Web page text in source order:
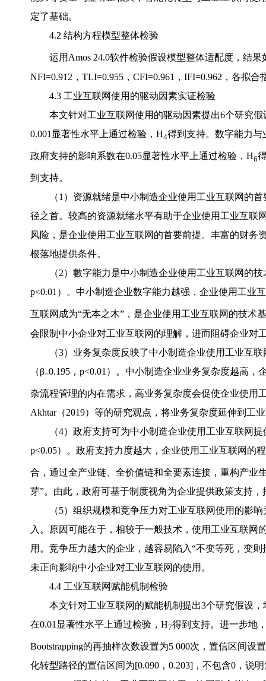
定了基础。
4.2 结构方程模型整体检验
运用Amos 24.0软件检验假设模型整体适配度，结果
NFI=0.912，TLI=0.955，CFI=0.961，IFI=0.962，各拟
4.3 工业互联网使用的驱动因素实证检验
本文针对工业互联网使用的驱动因素提出6个研究
0.001显著性水平上通过检验，H4得到支持。数字能力与
政府支持的影响系数在0.05显著性水平上通过检验，H6
到支持。
（1）资源就绪是中小制造企业使用工业互联网的
径之首。较高的资源就绪水平有助于企业使用工业互联
风险，是企业使用工业互联网的首要前提。丰富的财务
根落地提供条件。
（2）數字能力是中小制造企业使用工业互联网的
p<0.01）。中小制造企业数字能力越强，企业使用工业
互联网成为“无本之木”，是企业使用工业互联网的技术
会限制中小企业对工业互联网的理解，进而阻碍企业对
（3）业务复杂度反映了中小制造企业使用工业互
（β=0.195，p<0.01）。中小制造企业业务复杂度越高
杂流程管理的内在需求，高业务复杂度会促使企业使用
Akhtar（2019）等的研究观点，将业务复杂度延伸到工
（4）政府支持可为中小制造企业使用工业互联网
p<0.05）。政府支持力度越大，企业使用工业互联网的
合，通过全产业链、全价值链和全要素连接，重构产业
芽”。由此，政府可基于制度视角为企业提供政策支持
（5）组织规模和竞争压力对工业互联网使用的影
入。原因可能在于，相较于一般技术，使用工业互联
用。竞争压力越大的企业，越容易陷入“不变等死，变
未正向影响中小企业对工业互联网的使用。
4.4 工业互联网赋能机制检验
本文针对工业互联网的赋能机制提出3个研究假设
在0.01显著性水平上通过检验，H7得到支持。进一步地
Bootstrapping的再抽样次数设置为5 000次，置信区间
化转型路径的置信区间为[0.090，0.203]，不包含0，说